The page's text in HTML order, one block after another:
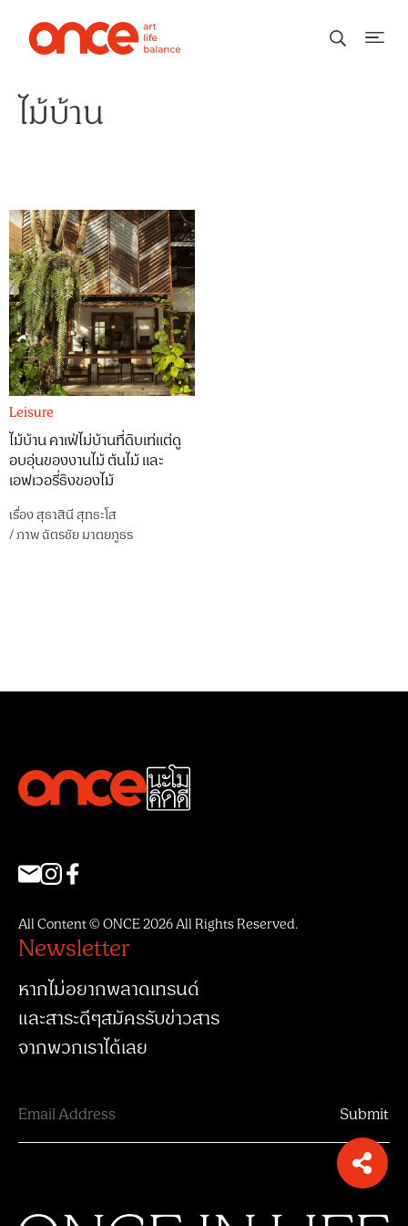
ไม้บ้าน
Leisure
ไม้บ้าน คาเฟ่ไม่บ้านที่ดิบเท่แต่ดู
อบอุ่นของงานไม้ ต้นไม้ และ
เอฟเวอรี่ธิงของไม้
เรื่องสุธาสินี สุทธะโส
/ภาพฉัตรชัย มาตยภูธร
All Content © ONCE 2026 All Rights Reserved.
Newsletter
หากไม่อยากพลาดเทรนด์
และสาระดีๆสมัครรับข่าวสาร
จากพวกเราได้เลย